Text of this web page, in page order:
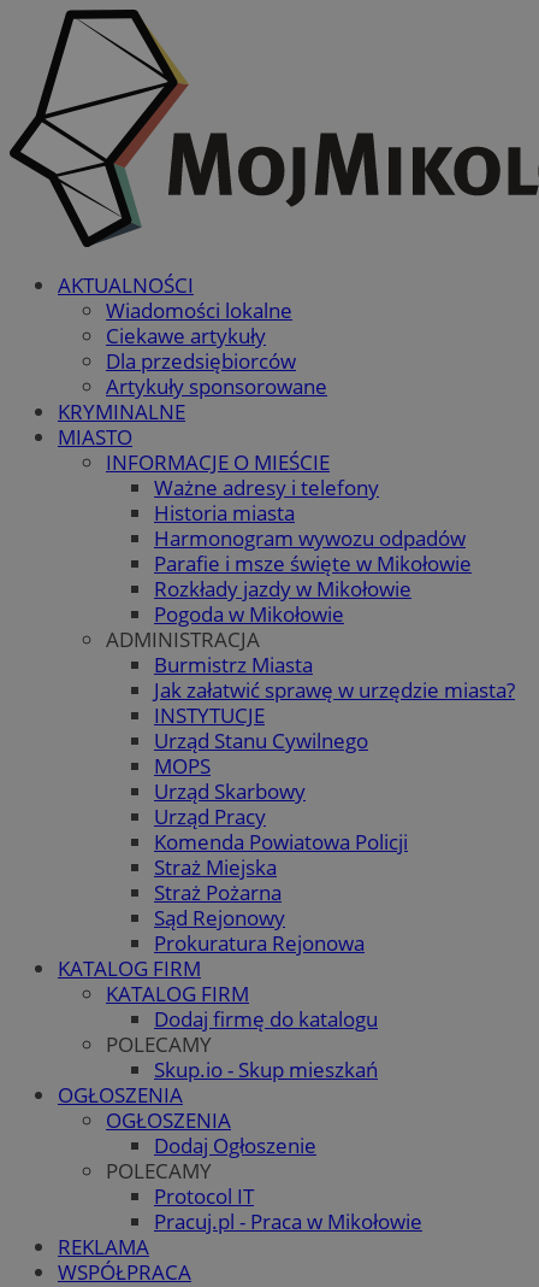
AKTUALNOŚCI
Wiadomości lokalne
Ciekawe artykuły
Dla przedsiębiorców
Artykuły sponsorowane
KRYMINALNE
MIASTO
INFORMACJE O MIEŚCIE
Ważne adresy i telefony
Historia miasta
Harmonogram wywozu odpadów
Parafie i msze święte w Mikołowie
Rozkłady jazdy w Mikołowie
Pogoda w Mikołowie
ADMINISTRACJA
Burmistrz Miasta
Jak załatwić sprawę w urzędzie miasta?
INSTYTUCJE
Urząd Stanu Cywilnego
MOPS
Urząd Skarbowy
Urząd Pracy
Komenda Powiatowa Policji
Straż Miejska
Straż Pożarna
Sąd Rejonowy
Prokuratura Rejonowa
KATALOG FIRM
KATALOG FIRM
Dodaj firmę do katalogu
POLECAMY
Skup.io - Skup mieszkań
OGŁOSZENIA
OGŁOSZENIA
Dodaj Ogłoszenie
POLECAMY
Protocol IT
Pracuj.pl - Praca w Mikołowie
REKLAMA
WSPÓŁPRACA